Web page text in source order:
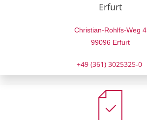
Erfurt
Christian-Rohlfs-Weg 4
99096 Erfurt
+49 (361) 3025325-0